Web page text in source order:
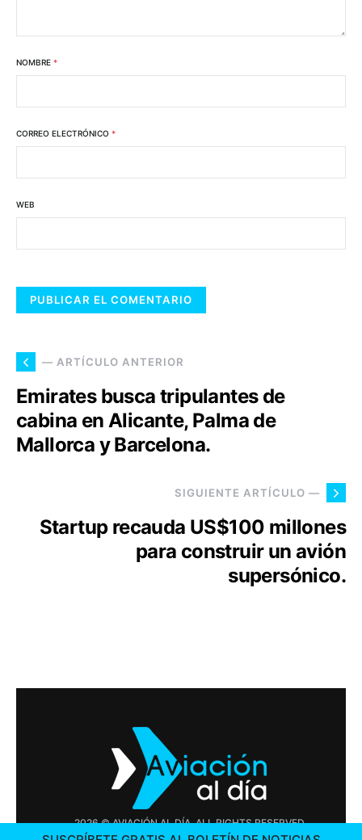
NOMBRE *
CORREO ELECTRÓNICO *
WEB
— ARTÍCULO ANTERIOR
Emirates busca tripulantes de
cabina en Alicante, Palma de
Mallorca y Barcelona.
SIGUIENTE ARTÍCULO —
Startup recauda US$100 millones
para construir un avión
supersónico.
2026 © AVIACIÓN AL DÍA. ALL RIGHTS RESERVED